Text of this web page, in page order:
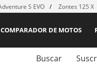
S EVO Zontes 125 X
COMPARADOR DE MOTOS
Buscar